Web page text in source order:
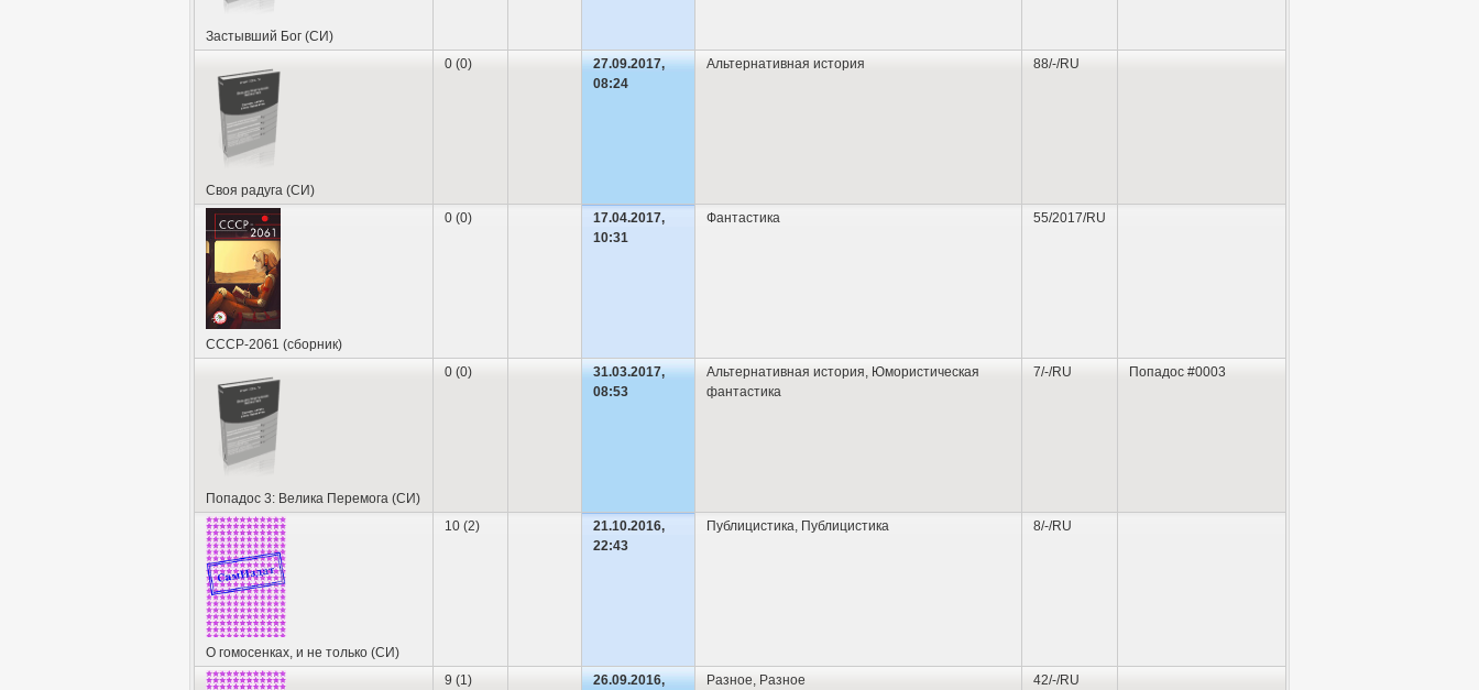
Застывший Бог (СИ)
Своя радуга (СИ)
0 (0)
27.09.2017,
08:24
Альтернативная история 88/-/RU
СССР-2061 (сборник)
0 (0)
17.04.2017,
10:31
Фантастика 55/2017/RU
Попадос 3: Велика Перемога (СИ)
0 (0)
31.03.2017,
08:53
Альтернативная история Юмористическая
фантастика
7/-/RU Попадос #0003
О гомосенках, и не только (СИ)
10 (2)
21.10.2016,
22:43
Публицистика Публицистика 8/-/RU
9 (1)
26.09.2016,
Разное, Разное 42/-/RU